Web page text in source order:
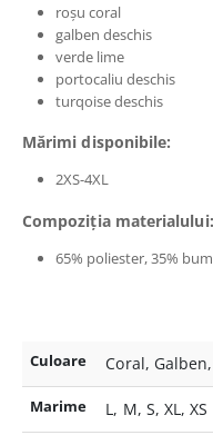
roșu coral
galben deschis
verde lime
portocaliu deschis
turqoise deschis
Mărimi disponibile:
2XS-4XL
Compoziția materialului:
65% poliester, 35%
Culoare Coral,
Marime L, M, S, XL, XS